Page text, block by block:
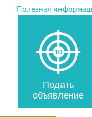
Полезная
Подать
объявление